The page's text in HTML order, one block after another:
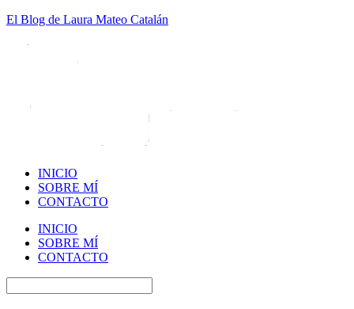
El Blog de Laura Mateo Catalán
INICIO
SOBRE MÍ
CONTACTO
INICIO
SOBRE MÍ
CONTACTO